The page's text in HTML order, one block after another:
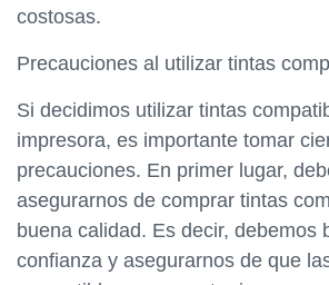
costosas.
Precauciones al utilizar tintas
Si decidimos utilizar tintas
impresora, es importante tomar
precauciones. En primer lugar,
asegurarnos de comprar tintas
buena calidad. Es decir, debemos
confianza y asegurarnos de que